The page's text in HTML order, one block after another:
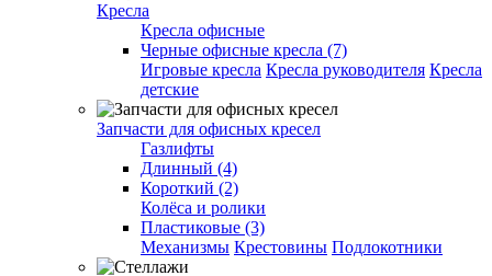
Кресла
Кресла офисные
Черные офисные кресла (7)
Игровые кресла Кресла руководителя Кресла
детские
Запчасти для офисных кресел
Газлифты
Длинный (4)
Короткий (2)
Колёса и ролики
Пластиковые (3)
Механизмы Крестовины Подлокотники